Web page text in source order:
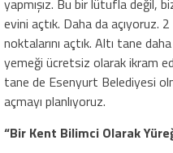
yapmışız. Bu bir lütufla değil,
evini açtık. Daha da açıyoruz.
noktalarını açtık. Altı tane
yemeği ücretsiz olarak ikram
tane de Esenyurt Belediyesi
açmayı planlıyoruz.
“Bir Kent Bilimci Olarak